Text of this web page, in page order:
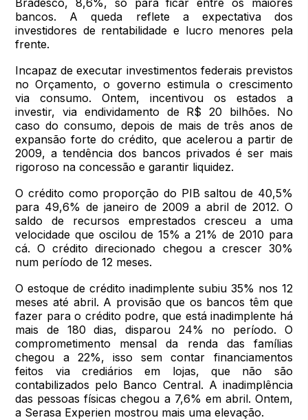
bancos. A queda reflete a expectativa dos
investidores de rentabilidade e lucro menores pela
frente.
Incapaz de executar investimentos federais previstos
no Orçamento, o governo estimula o crescimento
via consumo. Ontem, incentivou os estados a
investir, via endividamento de R$ 20 bilhões. No
caso do consumo, depois de mais de três anos de
expansão forte do crédito, que acelerou a partir de
2009, a tendência dos bancos privados é ser mais
rigoroso na concessão e garantir liquidez.
O crédito como proporção do PIB saltou de 40,5%
para 49,6% de janeiro de 2009 a abril de 2012. O
saldo de recursos emprestados cresceu a uma
velocidade que oscilou de 15% a 21% de 2010 para
cá. O crédito direcionado chegou a crescer 30%
num período de 12 meses.
O estoque de crédito inadimplente subiu 35% nos 12
meses até abril. A provisão que os bancos têm que
fazer para o crédito podre, que está inadimplente há
mais de 180 dias, disparou 24% no período. O
comprometimento mensal da renda das famílias
chegou a 22%, isso sem contar financiamentos
feitos via crediários em lojas, que não são
contabilizados pelo Banco Central. A inadimplência
das pessoas físicas chegou a 7,6% em abril. Ontem,
a Serasa Experien mostrou mais uma elevação.